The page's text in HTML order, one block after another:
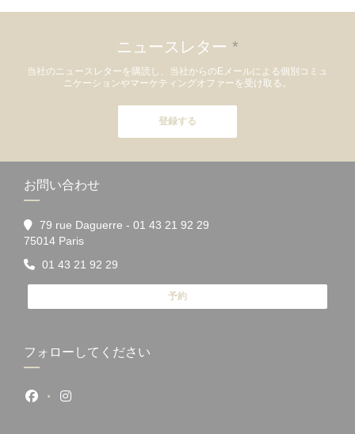
ニュースレター *
当社のニュースレターを購読し、当社からのEメールによる個別コミュ
ニケーションやマーケティングオファーを受け取る。
登録する
お問い合わせ
79 rue Daguerre - 01 43 21 92 29
75014 Paris((新しいウィンドウで開きます))
01 43 21 92 29
予約
フォローしてください
Facebook ((新しいウィンドウで開きます))
Instagram ((新しいウィンドウで開きます))